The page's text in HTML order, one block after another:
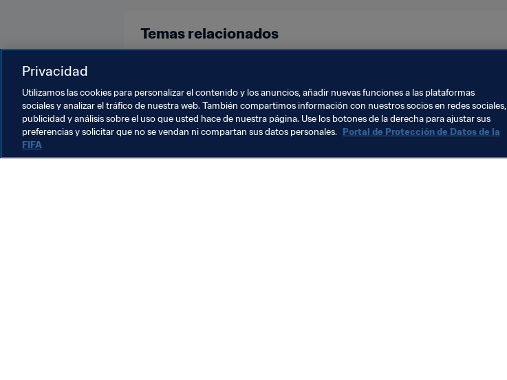
Temas relacionados
Privacidad
Utilizamos las cookies para personalizar el contenido y los anuncios, añadir nuevas funciones a las plataformas
sociales y analizar el tráfico de nuestra web. También compartimos información con nuestros socios en redes sociales,
publicidad y análisis sobre el uso que usted hace de nuestra página. Use los botones de la derecha para ajustar sus
preferencias y solicitar que no se vendan ni compartan sus datos personales. Portal de Protección de Datos de la
FIFA